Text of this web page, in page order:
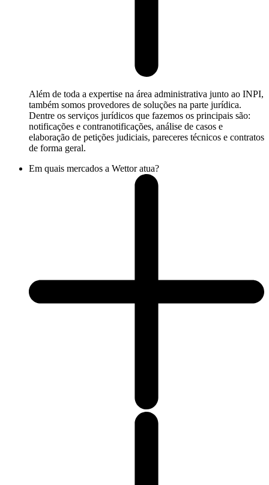
Além de toda a expertise na área administrativa junto ao INPI,
também somos provedores de soluções na parte jurídica.
Dentre os serviços jurídicos que fazemos os principais são:
notificações e contranotificações, análise de casos e
elaboração de petições judiciais, pareceres técnicos e contratos
de forma geral.
Em quais mercados a Wettor atua?